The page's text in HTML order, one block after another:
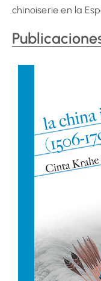
chinoiserie en la